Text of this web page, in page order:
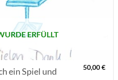
ERFÜLLT
ein Spiel und
50,00€